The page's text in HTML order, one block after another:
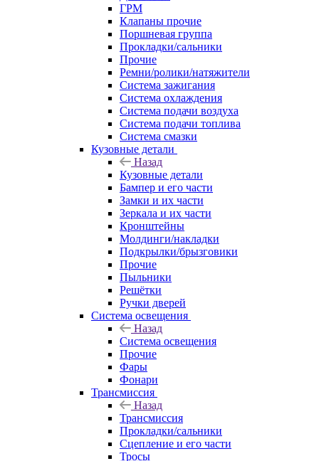
ГРМ
Клапаны прочие
Поршневая группа
Прокладки/сальники
Прочие
Ремни/ролики/натяжители
Система зажигания
Система охлаждения
Система подачи воздуха
Система подачи топлива
Система смазки
Кузовные детали
Назад
Кузовные детали
Бампер и его части
Замки и их части
Зеркала и их части
Кронштейны
Молдинги/накладки
Подкрылки/брызговики
Прочие
Пыльники
Решётки
Ручки дверей
Система освещения
Назад
Система освещения
Прочие
Фары
Фонари
Трансмиссия
Назад
Трансмиссия
Прокладки/сальники
Сцепление и его части
Тросы